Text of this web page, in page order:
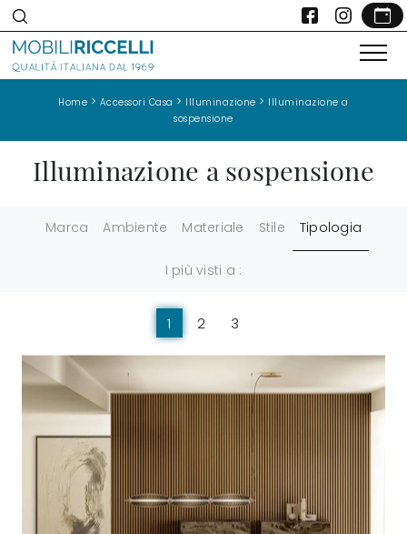
Home > Accessori Casa > Illuminazione > Illuminazione a
sospensione
Illuminazione a sospensione
Marca Ambiente Materiale Stile Tipologia
I più visti a :
1 2 3